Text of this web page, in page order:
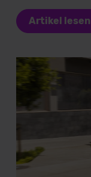
Artikel lesen